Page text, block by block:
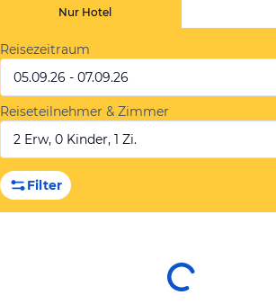
Nur Hotel
Reisezeitraum
05.09.26 - 07.09.26
Reiseteilnehmer & Zimmer
2 Erw, 0 Kinder, 1 Zi.
Filter